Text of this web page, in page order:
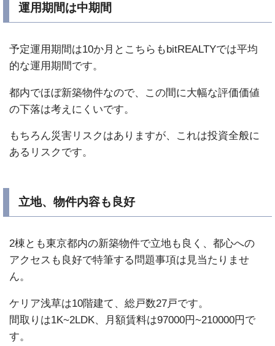
運用期間は中期間
予定運用期間は10か月とこちらもbitREALTYでは平均
的な運用期間です。
都内でほぼ新築物件なので、この間に大幅な評価価値
の下落は考えにくいです。
もちろん災害リスクはありますが、これは投資全般に
あるリスクです。
立地、物件内容も良好
2棟とも東京都内の新築物件で立地も良く、都心への
アクセスも良好で特筆する問題事項は見当たりませ
ん。
ケリア浅草は10階建て、総戸数27戸です。
間取りは1K~2LDK、月額賃料は97000円~210000円で
す。